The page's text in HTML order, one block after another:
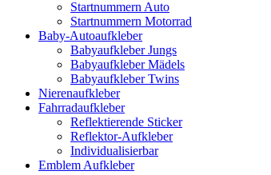
Startnummern Auto
Startnummern Motorrad
Baby-Autoaufkleber
Babyaufkleber Jungs
Babyaufkleber Mädels
Babyaufkleber Twins
Nierenaufkleber
Fahrradaufkleber
Reflektierende Sticker
Reflektor-Aufkleber
Individualisierbar
Emblem Aufkleber